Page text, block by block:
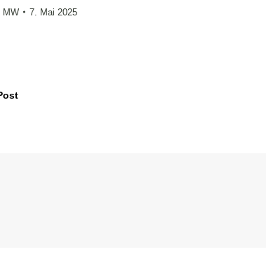
MW 7. Mai 2025